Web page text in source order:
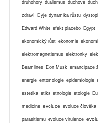
druhohory dualismus duchové
zdraví Dyje dynamika růstu
Edward White efekt placebo Egypt
ekonomický růst ekonomie
elektromagnetismus elektronky
Beamlines Elon Musk emancipace
energie entomologie epidemiologie
estetika etika etnologie etologie
medicine evoluce evoluce člověka
parasitismu evoluce virulence